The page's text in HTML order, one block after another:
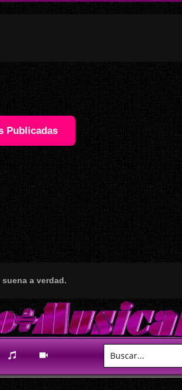
Publicadas
a verdad.